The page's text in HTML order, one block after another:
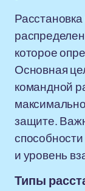
которое
Основная
командной
защите.
и уровень
Типы